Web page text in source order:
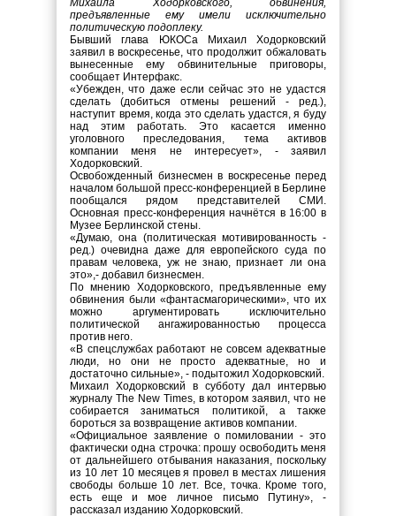
Михаила Ходорковского, обвинения,
предъявленные ему имели исключительно
политическую подоплеку.
Бывший глава ЮКОСа Михаил Ходорковский
заявил в воскресенье, что продолжит обжаловать
вынесенные ему обвинительные приговоры,
сообщает Интерфакс.
«Убежден, что даже если сейчас это не удастся
сделать (добиться отмены решений - ред.),
наступит время, когда это сделать удастся, я буду
над этим работать. Это касается именно
уголовного преследования, тема активов
компании меня не интересует», - заявил
Ходорковский.
Освобожденный бизнесмен в воскресенье перед
началом большой пресс-конференцией в Берлине
пообщался рядом представителей СМИ.
Основная пресс-конференция начнётся в 16:00 в
Музее Берлинской стены.
«Думаю, она (политическая мотивированность -
ред.) очевидна даже для европейского суда по
правам человека, уж не знаю, признает ли она
это»,- добавил бизнесмен.
По мнению Ходорковского, предъявленные ему
обвинения были «фантасмагорическими», что их
можно аргументировать исключительно
политической ангажированностью процесса
против него.
«В спецслужбах работают не совсем адекватные
люди, но они не просто адекватные, но и
достаточно сильные», - подытожил Ходорковский.
Михаил Ходорковский в субботу дал интервью
журналу The New Times, в котором заявил, что не
собирается заниматься политикой, а также
бороться за возвращение активов компании.
«Официальное заявление о помиловании - это
фактически одна строчка: прошу освободить меня
от дальнейшего отбывания наказания, поскольку
из 10 лет 10 месяцев я провел в местах лишения
свободы больше 10 лет. Все, точка. Кроме того,
есть еще и мое личное письмо Путину», -
рассказал изданию Ходорковский.